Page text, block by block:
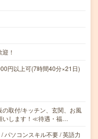
！
円以上可(7時間40分×21日)
取付/キッチン、玄関、お風
いします！≪待遇・福…
パソコンスキル不要 / 英語力